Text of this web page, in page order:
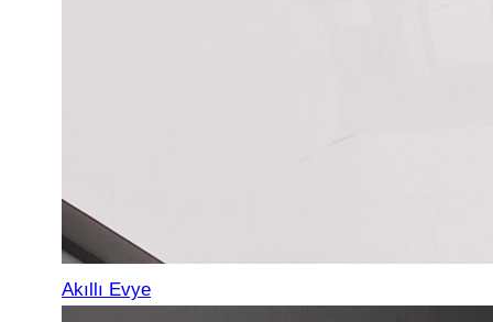
Akıllı Evye